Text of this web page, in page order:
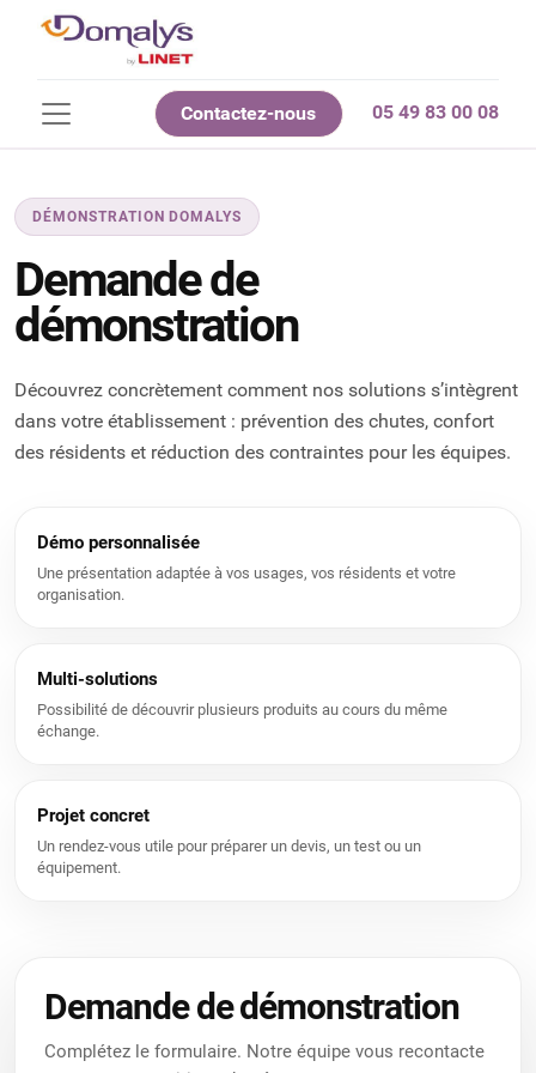
Contactez-nous 05 49 83 00 08
DÉMONSTRATION DOMALYS
Demande de
démonstration
Découvrez concrètement comment nos solutions s’intègrent
dans votre établissement : prévention des chutes, confort
des résidents et réduction des contraintes pour les équipes.
Démo personnalisée
Une présentation adaptée à vos usages, vos résidents et votre
organisation.
Multi-solutions
Possibilité de découvrir plusieurs produits au cours du même
échange.
Projet concret
Un rendez-vous utile pour préparer un devis, un test ou un
équipement.
Demande de démonstration
Complétez le formulaire. Notre équipe vous recontacte